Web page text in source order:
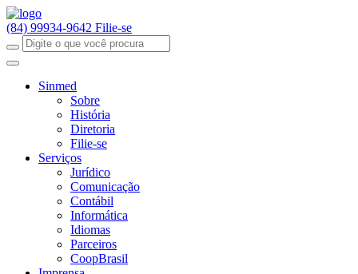
(84) 99934-9642 Filie-se
Sinmed
Sobre
História
Diretoria
Filie-se
Serviços
Jurídico
Comunicação
Contábil
Informática
Idiomas
Parceiros
CoopBrasil